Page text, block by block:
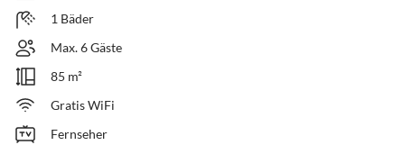
1 Bäder
Max. 6 Gäste
85 m²
Gratis WiFi
Fernseher